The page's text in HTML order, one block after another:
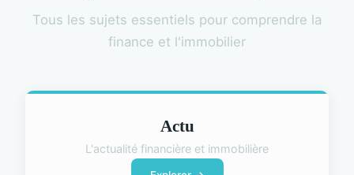
Tous les sujets essentiels pour comprendre la
finance et l'immobilier
Actu
L'actualité financière et immobilière